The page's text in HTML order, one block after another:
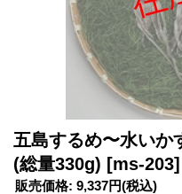
五島するめ〜水い
(総量330g) [ms-203]
販売価格: 9,337円(税込)